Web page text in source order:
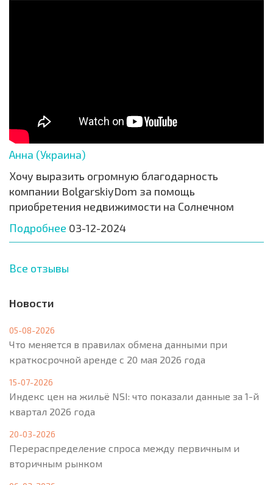
Анна (Украина)
Хочу выразить огромную благодарность
компании BolgarskiyDom за помощь
приобретения недвижимости на Солнечном
Подробнее 03-12-2024
Все отзывы
Новости
05-08-2026
Что меняется в правилах обмена данными при
краткосрочной аренде с 20 мая 2026 года
15-07-2026
Индекс цен на жильё NSI: что показали данные за 1-й
квартал 2026 года
20-03-2026
Перераспределение спроса между первичным и
вторичным рынком